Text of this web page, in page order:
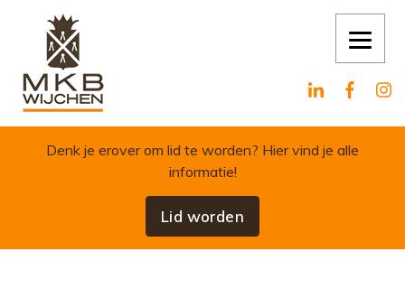
Skip to content
Denk je erover om lid te worden? Hier vind je alle
informatie!
Lid worden